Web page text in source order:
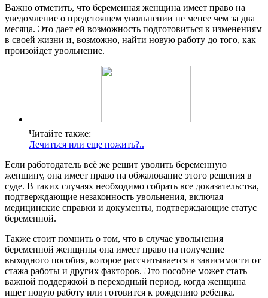
Важно отметить, что беременная женщина имеет право на
уведомление о предстоящем увольнении не менее чем за два
месяца. Это дает ей возможность подготовиться к изменениям
в своей жизни и, возможно, найти новую работу до того, как
произойдет увольнение.
Читайте также:
Лечиться или еще пожить?..
Если работодатель всё же решит уволить беременную
женщину, она имеет право на обжалование этого решения в
суде. В таких случаях необходимо собрать все доказательства,
подтверждающие незаконность увольнения, включая
медицинские справки и документы, подтверждающие статус
беременной.
Также стоит помнить о том, что в случае увольнения
беременной женщины она имеет право на получение
выходного пособия, которое рассчитывается в зависимости от
стажа работы и других факторов. Это пособие может стать
важной поддержкой в переходный период, когда женщина
ищет новую работу или готовится к рождению ребенка.